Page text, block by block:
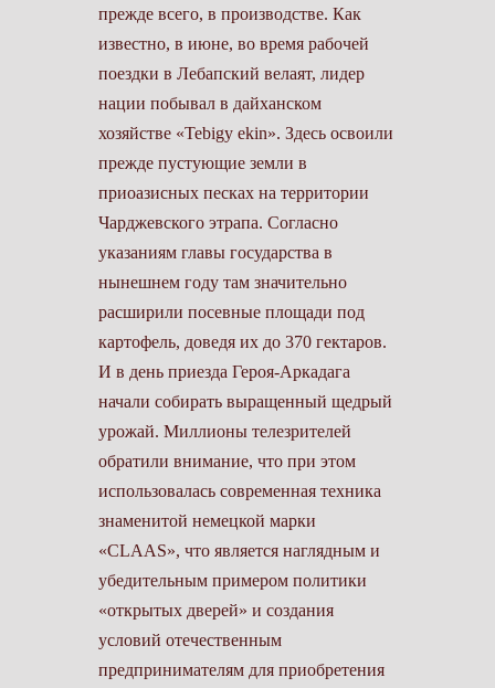
прежде всего, в производстве. Как
известно, в июне, во время рабочей
поездки в Лебапский велаят, лидер
нации побывал в дайханском
хозяйстве «Tebigy ekin». Здесь освоили
прежде пустующие земли в
приоазисных песках на территории
Чарджевского этрапа. Согласно
указаниям главы государства в
нынешнем году там значительно
расширили посевные площади под
картофель, доведя их до 370 гектаров.
И в день приезда Героя-Аркадага
начали собирать выращенный щедрый
урожай. Миллионы телезрителей
обратили внимание, что при этом
использовалась современная техника
знаменитой немецкой марки
«CLAAS», что является наглядным и
убедительным примером политики
«открытых дверей» и создания
условий отечественным
предпринимателям для приобретения